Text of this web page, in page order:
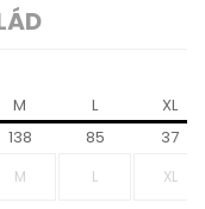
M L XL
138 85
37